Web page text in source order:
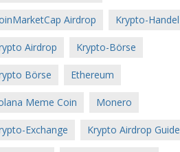
Airdrop Krypto-Handel
Airdrop Krypto-Börse
Börse Ethereum
Meme Coin Monero
Exchange Krypto Airdrop Guide